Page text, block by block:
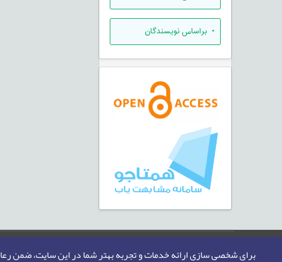
برای شخصی سازی ارائه خدمات و تجربه بهتر شما در این سایت، ضمن
• براساس نویسندگان